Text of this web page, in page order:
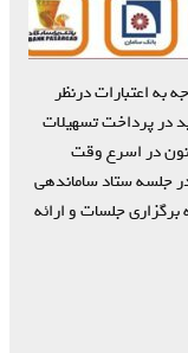
اعتبارات درنظر
در پرداخت تسهیلات
در اسرع وقت
جلسه ستاد ساماندهی
جلسات و ارائه